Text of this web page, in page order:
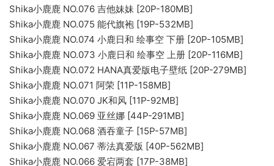
Shika小鹿鹿 NO.076 吉他妹妹 [20P-180MB]
Shika小鹿鹿 NO.075 能代旗袍 [19P-532MB]
Shika小鹿鹿 NO.074 小鹿日和 绘事空 下册 [20P-105MB]
Shika小鹿鹿 NO.073 小鹿日和 绘事空 上册 [20P-116MB]
Shika小鹿鹿 NO.072 HANA真爱版电子壁纸 [20P-279MB]
Shika小鹿鹿 NO.071 阿荣 [11P-158MB]
Shika小鹿鹿 NO.070 JK和风 [11P-92MB]
Shika小鹿鹿 NO.069 亚丝娜 [44P-291MB]
Shika小鹿鹿 NO.068 酒吞童子 [15P-57MB]
Shika小鹿鹿 NO.067 蒂法真爱版 [40P-562MB]
Shika小鹿鹿 NO.066 爱宕两套 [17P-38MB]